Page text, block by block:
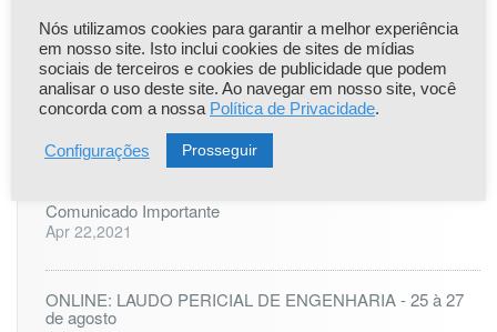
« nov
Popular | Recent | Comentário
Comunicado Importante
Apr 22,2021
ONLINE: LAUDO PERICIAL DE ENGENHARIA - 25 à 27
de agosto
Nós utilizamos cookies para garantir a melhor experiência
em nosso site. Isto inclui cookies de sites de mídias
sociais de terceiros e cookies de publicidade que podem
analisar o uso deste site. Ao navegar em nosso site, você
concorda com a nossa Política de Privacidade.
Configurações Prosseguir